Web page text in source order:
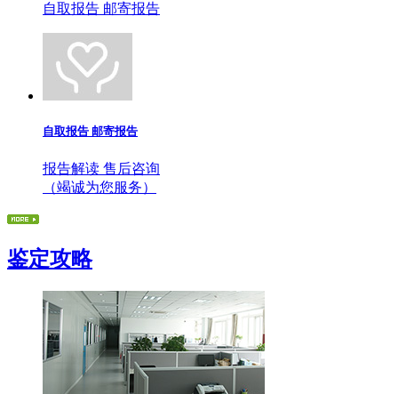
自取报告 邮寄报告
自取报告 邮寄报告
报告解读 售后咨询
（竭诚为您服务）
鉴定攻略